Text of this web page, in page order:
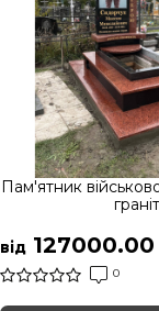
Пам'ятник
від 127000.00
0